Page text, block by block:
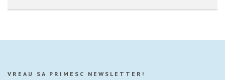
VREAU SA PRIMESC NEWSLETTER!